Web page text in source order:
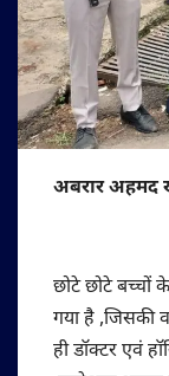
अबरार अहमद
छोटे छोटे बच्चों
गया है ,जिसकी
ही डॉक्टर एवं